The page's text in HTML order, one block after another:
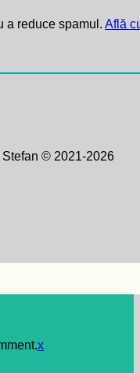
a reduce spamul. Află
Stefan © 2021-2026
x